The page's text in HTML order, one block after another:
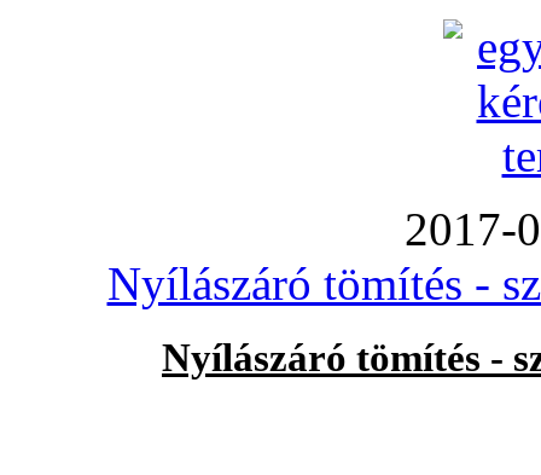
2017-
Nyílászáró tömítés -
Nyílászáró tömítés -